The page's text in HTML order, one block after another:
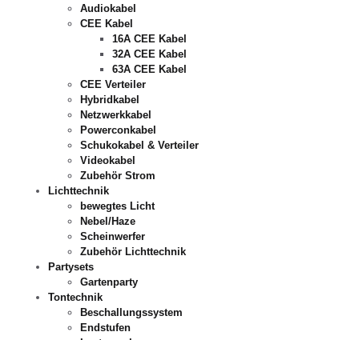
Audiokabel
CEE Kabel
16A CEE Kabel
32A CEE Kabel
63A CEE Kabel
CEE Verteiler
Hybridkabel
Netzwerkkabel
Powerconkabel
Schukokabel & Verteiler
Videokabel
Zubehör Strom
Lichttechnik
bewegtes Licht
Nebel/Haze
Scheinwerfer
Zubehör Lichttechnik
Partysets
Gartenparty
Tontechnik
Beschallungssystem
Endstufen